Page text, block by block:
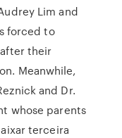
Lim and
forced to
their
Meanwhile,
and Dr.
whose parents
terceira